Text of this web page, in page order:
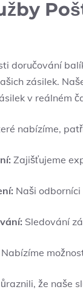
doručování
zásilek.
v reálném
nabízíme,
Zajišťujeme
Naši
Sledování
Nabízíme
že naše